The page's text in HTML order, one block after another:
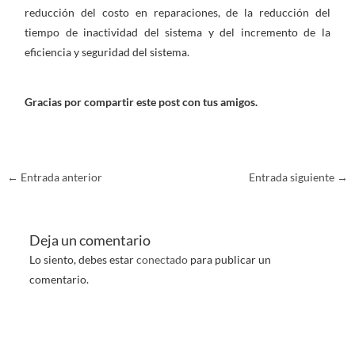
reducción del costo en reparaciones, de la reducción del
tiempo de inactividad del sistema y del incremento de la
eficiencia y seguridad del sistema.
Gracias por compartir este post con tus amigos.
← Entrada anterior Entrada siguiente →
Deja un comentario
Lo siento, debes estarconectadopara publicar un
comentario.